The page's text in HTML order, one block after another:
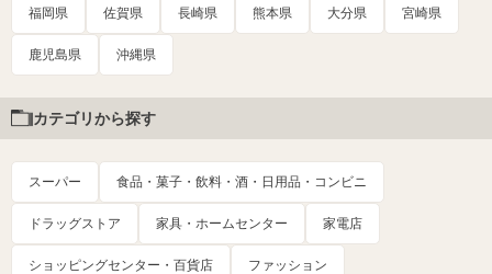
福岡県 佐賀県 長崎県 熊本県 大分県 宮崎県
鹿児島県 沖縄県
カテゴリから探す
スーパー 食品・菓子・飲料・酒・日用品・コンビニ
ドラッグストア 家具・ホームセンター 家電店
ショッピングセンター・百貨店 ファッション